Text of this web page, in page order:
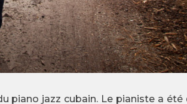
piano jazz cubain. Le pianiste a